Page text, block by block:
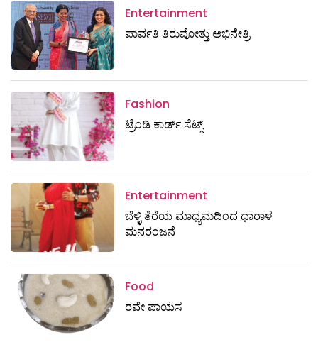
Entertainment
ಪಾರ್ವತಿ ತಿರುವೋತ್ತು ಅಭಿನೇತ್ರಿ
Fashion
ಟ್ರೆಂಡಿ ಕಾರ್ಡ್‌ ಸೆಟ್ಸ್
Entertainment
ಬೆಳ್ಳಿ ತೆರೆಯ ಮಾಧ್ಯಮದಿಂದ ಧಾರಾಳ
ಮನರಂಜನೆ
Food
ರವೇ ಪಾಯಸ